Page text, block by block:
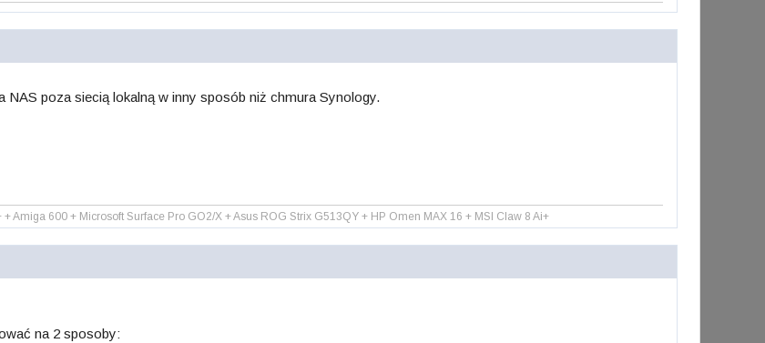
NAS poza siecią lokalną w inny sposób niż chmura Synology.
Amiga 600 + Microsoft Surface Pro GO2/X + Asus ROG Strix G513QY + HP Omen MAX 16 + MSI Claw 8 Ai+
na 2 sposoby: